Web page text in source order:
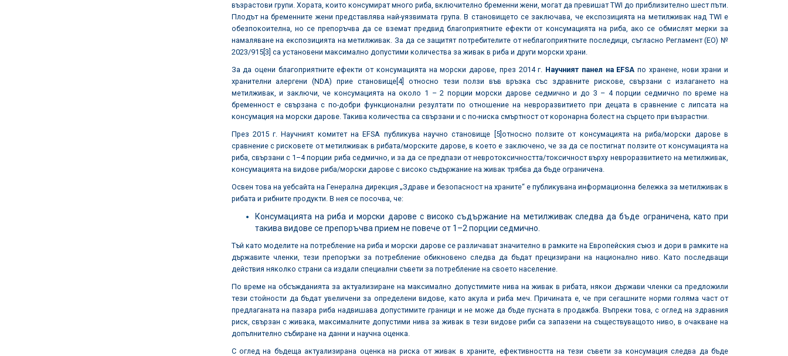
възрастови групи. Хората, които консумират много риба, включително бременни жени, могат да превишат TWI до приблизително шест пъти.
Плодът на бременните жени представлява най-уязвимата група. В становището се заключава, че експозицията на метилживак над TWI е
обезпокоителна, но се препоръчва да се вземат предвид благоприятните ефекти от консумацията на риба, ако се обмислят мерки за
намаляване на експозицията на метилживак. За да се защитят потребителите от неблагоприятните последици, съгласно Регламент (ЕО) №
2023/915[3] са установени максимално допустими количества за живак в риба и други морски храни.
За да оцени благоприятните ефекти от консумацията на морски дарове, през 2014 г. Научният панел на EFSA по хранене, нови храни и
хранителни алергени (NDA) прие становище[4]
относно тези ползи във връзка със здравните рискове, свързани с излагането на
метилживак, и заключи, че консумацията на около 1 – 2 порции морски дарове седмично и до 3 – 4 порции седмично по време на
бременност е свързана с по-добри функционални резултати по отношение на невроразвитието при децата в сравнение с липсата на
консумация на морски дарове. Такива количества са свързани и с по-ниска смъртност от коронарна болест на сърцето при възрастни.
През 2015 г. Научният комитет на EFSA публикува научно становище
[5] относно ползите от консумацията на риба/морски дарове в
сравнение с рисковете от метилживак в рибата/морските дарове, в което е заключено, че за да се постигнат ползите от консумацията на
риба, свързани с 1–4 порции риба седмично, и за да се предпази от невротоксичността/токсичност върху невроразвитието на метилживак,
консумацията на видове риба/морски дарове с високо съдържание на живак трябва да бъде ограничена.
Освен това на уебсайта на Генерална дирекция „Здраве и безопасност на храните“ е публикувана информационна бележка за метилживак в
рибата и рибните продукти. В нея се посочва, че:
Консумацията на риба и морски дарове с високо съдържание на метилживак следва да бъде ограничена, като при
такива видове се препоръчва прием не повече от 1–2 порции седмично.
Тъй като моделите на потребление на риба и морски дарове се различават значително в рамките на Европейския съюз и дори в рамките на
държавите членки, тези препоръки за потребление обикновено следва да бъдат прецизирани на национално ниво. Като последващи
действия няколко страни са издали специални съвети за потребление на своето население.
По време на обсъжданията за актуализиране на максимално допустимите нива на живак в рибата, някои държави членки са предложили
тези стойности да бъдат увеличени за определени видове, като акула и риба меч. Причината е, че при сегашните норми голяма част от
предлаганата на пазара риба надвишава допустимите граници и не може да бъде пусната в продажба. Въпреки това, с оглед на здравния
риск, свързан с живака, максималните допустими нива за живак в тези видове риби са запазени на съществуващото ниво, в очакване на
допълнително събиране на данни и научна оценка.
С оглед на бъдеща актуализирана оценка на риска от живак в храните, ефективността на тези съвети за консумация следва да бъде